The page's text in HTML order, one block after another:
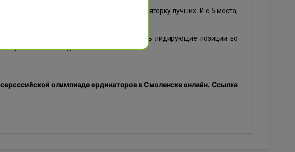
ординаторов Центра Илизарова вошла в пятерку лучших. И с 5 места,
группы Андреем Каминским занять лидирующие позиции во
в финале олимпиады!!!
олимпиаде ординаторов в Смоленске онлайн. Ссылка